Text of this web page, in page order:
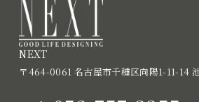
NEXT
〒464-0061 名古屋市千種区向陽1-11-14